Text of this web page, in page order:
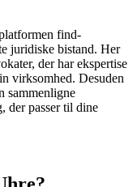
find-
juridiske bistand. Her
der har ekspertise
virksomhed. Desuden
sammenligne
der passer til dine